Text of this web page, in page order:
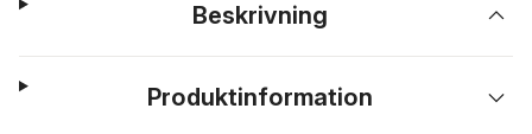
Beskrivning
Produktinformation